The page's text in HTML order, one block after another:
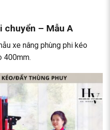
chuyển – Mẫu A
xe nâng phùng phi kéo
400mm.